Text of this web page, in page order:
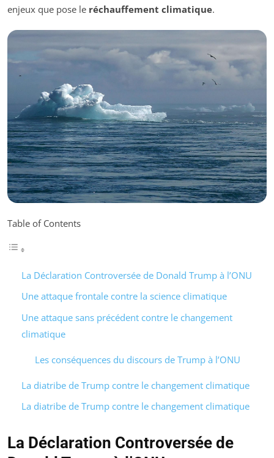
enjeux que pose le réchauffement climatique.
Table of Contents
La Déclaration Controversée de Donald Trump à l’ONU
Une attaque frontale contre la science climatique
Une attaque sans précédent contre le changement
climatique
Les conséquences du discours de Trump à l’ONU
La diatribe de Trump contre le changement climatique
La diatribe de Trump contre le changement climatique
La Déclaration Controversée de